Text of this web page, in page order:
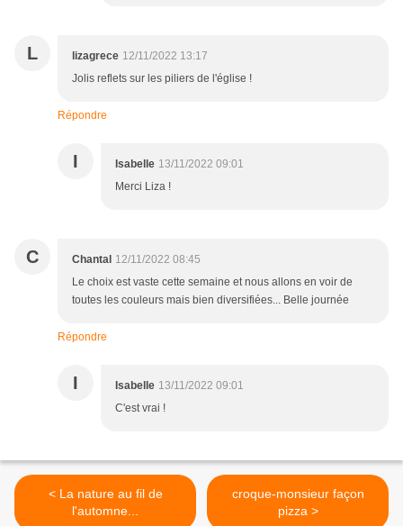
L lizagrece 12/11/2022 13:17
Jolis reflets sur les piliers de l'église !
Répondre
I Isabelle 13/11/2022 09:01
Merci Liza !
C Chantal 12/11/2022 08:45
Le choix est vaste cette semaine et nous allons en voir de
toutes les couleurs mais bien diversifiées... Belle journée
Répondre
I Isabelle 13/11/2022 09:01
C'est vrai !
< La nature au fil de
l'automne...
croque-monsieur façon
pizza >